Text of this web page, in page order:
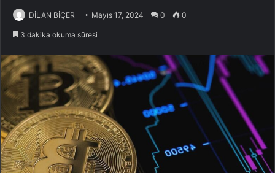
DİLAN BİÇER Mayıs 17, 2024 0 0
3 dakika okuma süresi